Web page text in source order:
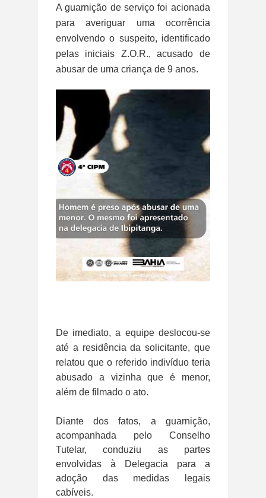
A guarnição de serviço foi acionada
para averiguar uma ocorrência
envolvendo o suspeito, identificado
pelas iniciais Z.O.R., acusado de
abusar de uma criança de 9 anos.
De imediato, a equipe deslocou-se
até a residência da solicitante, que
relatou que o referido indivíduo teria
abusado a vizinha que é menor,
além de filmado o ato.
Diante dos fatos, a guarnição,
acompanhada pelo Conselho
Tutelar, conduziu as partes
envolvidas à Delegacia para a
adoção das medidas legais
cabíveis.